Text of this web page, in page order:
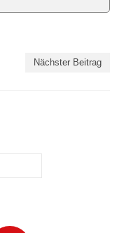
Nächster Beitrag